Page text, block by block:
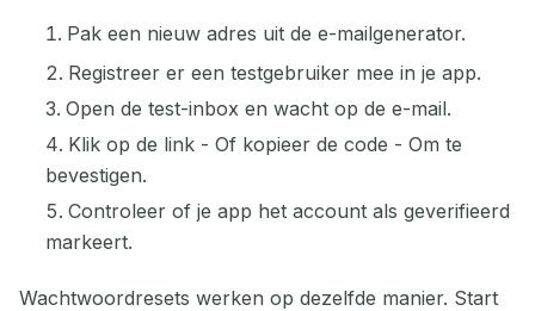
Pak een nieuw adres uit de e-mailgenerator.
Registreer er een testgebruiker mee in je app.
Open de test-inbox en wacht op de e-mail.
Klik op de link - Of kopieer de code - Om te
bevestigen.
Controleer of je app het account als geverifieerd
markeert.
Wachtwoordresets werken op dezelfde manier. Start